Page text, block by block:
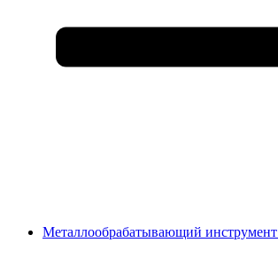
Металлообрабатывающий инструмент